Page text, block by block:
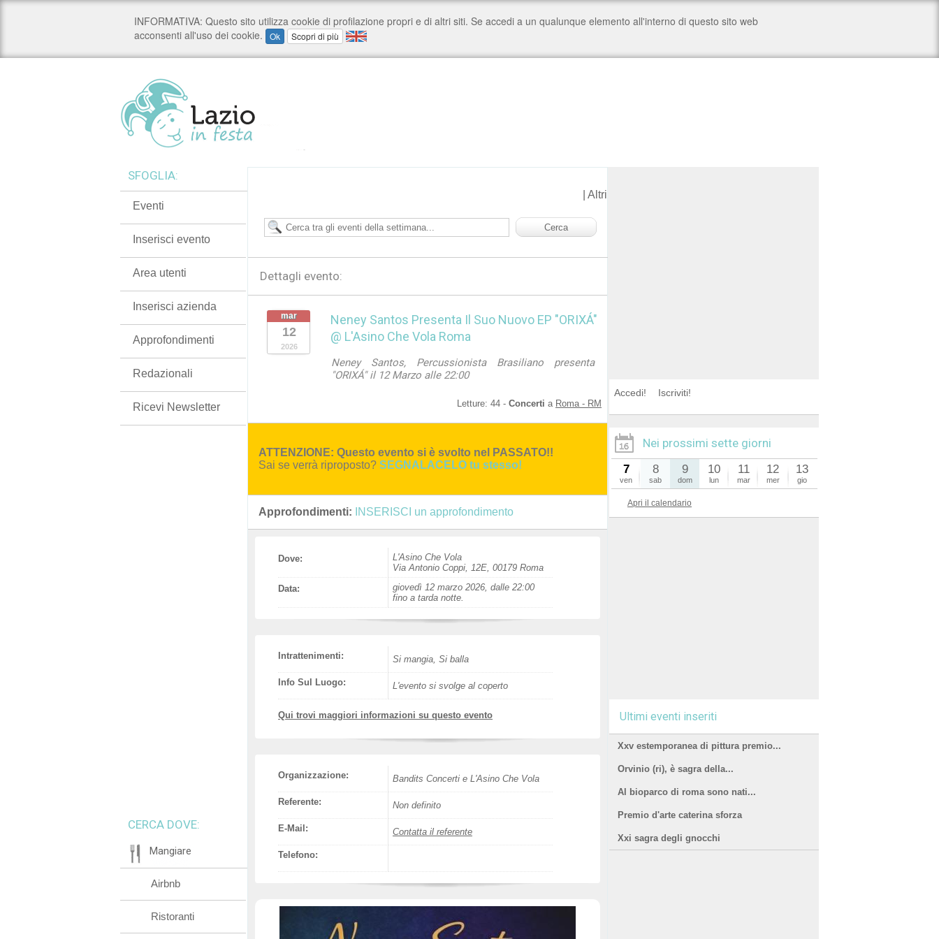
Altri
Dettagli evento:
mar
12
2026
Neney Santos Presenta Il Suo Nuovo EP "ORIXÁ"
@ L'Asino Che Vola Roma
Neney Santos, Percussionista Brasiliano presenta
"ORIXÁ" il 12 Marzo alle 22:00
Letture: 44 - Concerti a Roma - RM
ATTENZIONE: Questo evento si è svolto nel PASSATO!!
Sai se verrà riproposto? SEGNALACELO tu stesso!
Approfondimenti: INSERISCI un approfondimento
Dove:
L'Asino Che Vola
Via Antonio Coppi, 12E, 00179 Roma
Data:
giovedì 12 marzo 2026, dalle 22:00
fino a tarda notte.
Intrattenimenti: Si mangia, Si balla
Info Sul Luogo: L'evento si svolge al coperto
Qui trovi maggiori informazioni su questo evento
Organizzazione: Bandits Concerti e L'Asino Che Vola
Referente: Non definito
E-Mail: Contatta il referente
Telefono:
SFOGLIA:
Eventi
Inserisci evento
Area utenti
Inserisci azienda
Approfondimenti
Redazionali
Ricevi Newsletter
CERCA DOVE:
Mangiare
Airbnb
Ristoranti
Accedi! Iscriviti!
Nei prossimi sette giorni
7
ven
8
sab
9
dom
10
lun
11
mar
12
mer
13
gio
Apri il calendario
Ultimi eventi inseriti
Xxv estemporanea di pittura premio...
Orvinio (ri), è sagra della...
Al bioparco di roma sono nati...
Premio d'arte caterina sforza
Xxi sagra degli gnocchi